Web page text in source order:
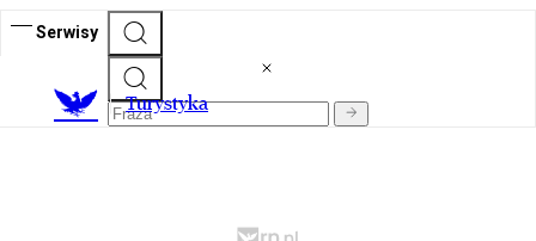
Serwisy
Turystyka